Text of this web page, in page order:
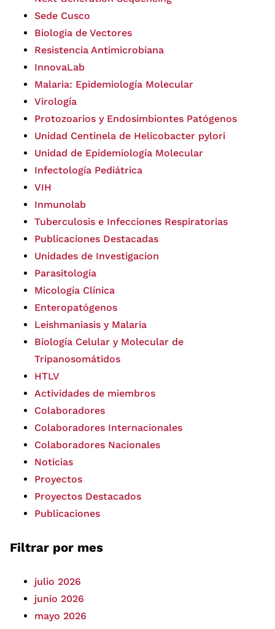
Sede Cusco
Biologia de Vectores
Resistencia Antimicrobiana
InnovaLab
Malaria: Epidemiología Molecular
Virología
Protozoarios y Endosimbiontes Patógenos
Unidad Centinela de Helicobacter pylori
Unidad de Epidemiología Molecular
Infectología Pediátrica
VIH
Inmunolab
Tuberculosis e Infecciones Respiratorias
Publicaciones Destacadas
Unidades de Investigacion
Parasitología
Micología Clínica
Enteropatógenos
Leishmaniasis y Malaria
Biología Celular y Molecular de
Tripanosomátidos
HTLV
Actividades de miembros
Colaboradores
Colaboradores Internacionales
Colaboradores Nacionales
Noticias
Proyectos
Proyectos Destacados
Publicaciones
Filtrar por mes
julio 2026
junio 2026
mayo 2026